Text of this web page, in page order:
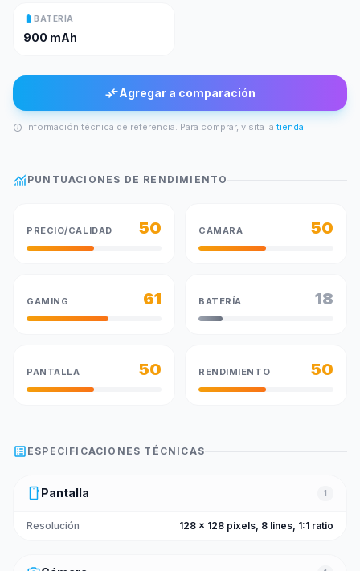
battery_full BATERÍA
900 mAh
compare_arrowsAgregar a comparación
info Información técnica de referencia. Para comprar, visita la tienda.
monitoring PUNTUACIONES DE RENDIMIENTO
PRECIO/CALIDAD 50 CÁMARA 50
GAMING 61 BATERÍA 18
PANTALLA 50 RENDIMIENTO 50
list_alt ESPECIFICACIONES TÉCNICAS
smartphone Pantalla 1
Resolución 128 x 128 pixels, 8 lines, 1:1 ratio